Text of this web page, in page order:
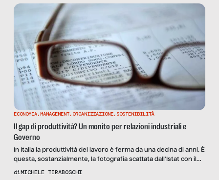
ECONOMIA,MANAGEMENT,ORGANIZZAZIONE, SOSTENIBILITÀ
Il gap di produttività? Un monito per relazioni industriali e
Governo
In Italia la produttività del lavoro è ferma da una decina di anni. È
questa, sostanzialmente, la fotografia scattata dall’Istat con il
Report “Misure di produttività” diffuso durante l’estate scorsa.
diMICHELE TIRABOSCHI